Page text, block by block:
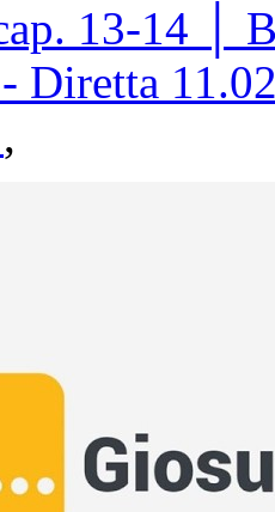
13-14 │
- Diretta
,